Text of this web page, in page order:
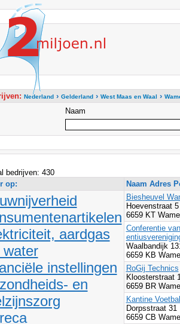
Nederland› Gelderland› West Maas en Waal ›
Naam
bedrijven: 430
op:
Naam Adres
aardgas
water
instellingen
en
Biesheuvel
Hoevenstraat 5
6659 KT
Conferentie
Waalbandijk
6659 KB
RoGij Technics
Kloosterstraat
6659 BR
Kantine
Dorpsstraat 31
6659 CB